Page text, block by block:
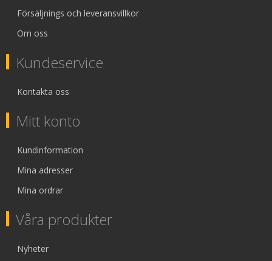
Försäljnings och leveransvillkor
Om oss
Kundeservice
Kontakta oss
Mitt konto
Kundinformation
Mina adresser
Mina ordrar
Våra produkter
Nyheter